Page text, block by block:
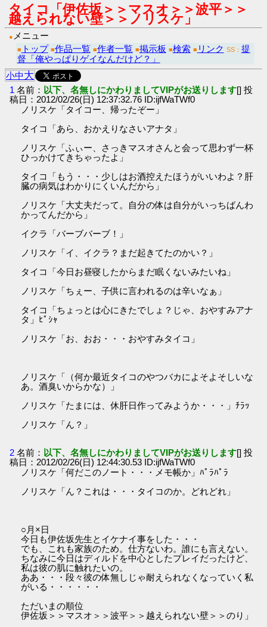
タイコ「伊佐坂＞＞マスオ＞＞波平＞＞
越えられない壁＞＞ノリスケ」
● メニュー
■ トップ ■作品一覧 ■作者一覧 ■掲示板 ■検索 ■ リンク SS： 提
督「俺やっぱりゲイなんだけど？」
小中大
1 名前： 以下、名無しにかわりましてVIPがお送りします[] 投
稿日：2012/02/26(日) 12:37:32.76 ID:ijfWaTWf0
ノリスケ「タイコー、帰ったぞー」
タイコ「あら、おかえりなさいアナタ」
ノリスケ「ふぃー、さっきマスオさんと会って思わず一杯
ひっかけてきちゃったよ」
タイコ「もう・・・少しはお酒控えたほうがいいわよ？肝
臓の病気はわかりにくいんだから」
ノリスケ「大丈夫だって。自分の体は自分がいっちばんわ
かってんだから」
イクラ「バーブバーブ！」
ノリスケ「イ、イクラ？まだ起きてたのかい？」
タイコ「今日お昼寝したからまだ眠くないみたいね」
ノリスケ「ちぇー、子供に言われるのは辛いなぁ」
タイコ「ちょっとは心にきたでしょ？じゃ、おやすみアナ
タ」ﾋﾟｼｬ
ノリスケ「お、おお・・・おやすみタイコ」
ノリスケ「（何か最近タイコのやつバカによそよそしいな
あ。酒臭いからかな）」
ノリスケ「たまには、休肝日作ってみようか・・・」ﾁﾗｯ
ノリスケ「ん？」
2 名前： 以下、名無しにかわりましてVIPがお送りします[] 投
稿日：2012/02/26(日) 12:44:30.53 ID:ijfWaTWf0
ノリスケ「何だこのノート・・・メモ帳か」ﾊﾟﾗﾊﾟﾗ
ノリスケ「ん？これは・・・タイコのか。どれどれ」
○月×日
今日も伊佐坂先生とイケナイ事をした・・・
でも、これも家族のため。仕方ないわ。誰にも言えない。
ちなみに今日はディルドを中心としたプレイだったけど、
私は彼の肌に触れたいの。
ああ・・・段々彼の体無しじゃ耐えられなくなっていく私
がいる・・・・・・
ただいまの順位
伊佐坂＞＞マスオ＞＞波平＞＞越えられない壁＞＞のり」